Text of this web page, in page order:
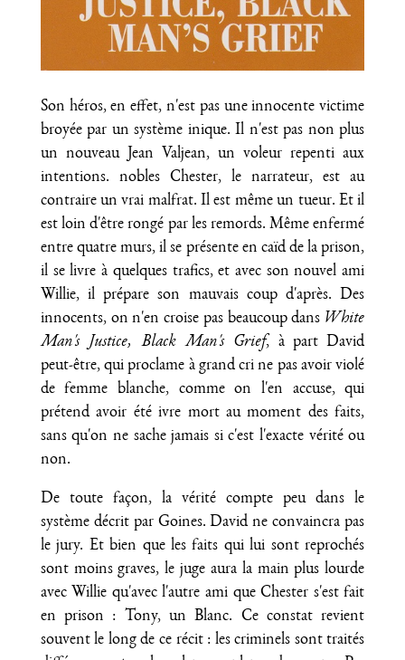
Son héros, en effet, n'est pas une innocente victime
broyée par un système inique. Il n'est pas non plus
un nouveau Jean Valjean, un voleur repenti aux
intentions. nobles Chester, le narrateur, est au
contraire un vrai malfrat. Il est même un tueur. Et il
est loin d'être rongé par les remords. Même enfermé
entre quatre murs, il se présente en caïd de la prison,
il se livre à quelques trafics, et avec son nouvel ami
Willie, il prépare son mauvais coup d'après. Des
innocents, on n'en croise pas beaucoup dans White
Man's Justice, Black Man's Grief, à part David
peut-être, qui proclame à grand cri ne pas avoir violé
de femme blanche, comme on l'en accuse, qui
prétend avoir été ivre mort au moment des faits,
sans qu'on ne sache jamais si c'est l'exacte vérité ou
non.
De toute façon, la vérité compte peu dans le
système décrit par Goines. David ne convaincra pas
le jury. Et bien que les faits qui lui sont reprochés
sont moins graves, le juge aura la main plus lourde
avec Willie qu'avec l'autre ami que Chester s'est fait
en prison : Tony, un Blanc. Ce constat revient
souvent le long de ce récit : les criminels sont traités